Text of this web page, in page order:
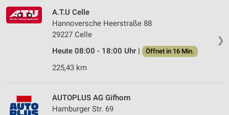
❯
A.T.U Celle
Hannoversche Heerstraße 88
29227 Celle
Heute 08:00 - 18:00 Uhr |
Öffnet in 16 Min.
225,43 km
AUTOPLUS AG Gifhorn
Hamburger Str. 69